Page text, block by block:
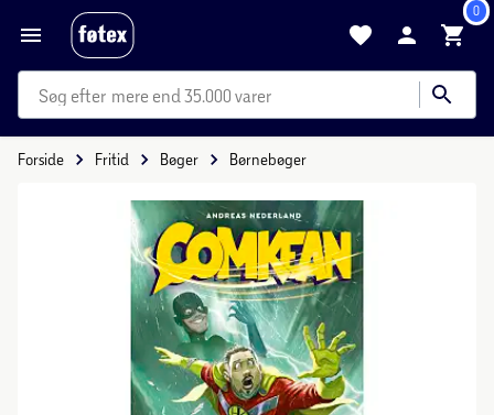
0
mere end 35.000 varer
Forside Fritid Bøger Børnebøger